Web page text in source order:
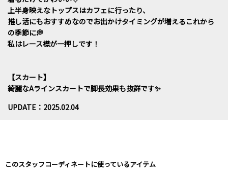
上半身映えなトップスはカフェに行ったり、
推し活にもおすすめなのでお出かけタイミングが増えるこれから
の季節に💭
私はレース襟が一押しです！
【スカート】
綺麗なAラインスカートで脚長効果も抜群です✨
UPDATE：2025.02.04
このスタッフコーディネートに使っているアイテム